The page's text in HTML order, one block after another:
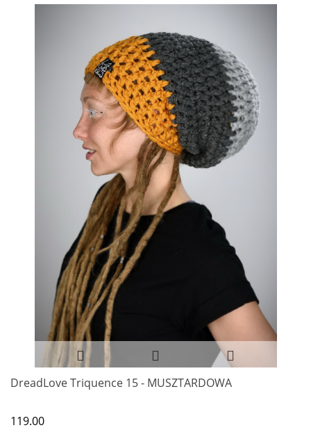
DreadLove Triquence 15 - MUSZTARDOWA
119.00